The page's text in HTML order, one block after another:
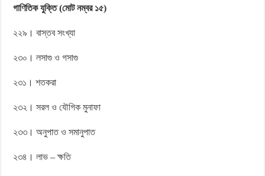
গাণিতিক যুক্তি (মোট নম্বর ১৫)
২২৯। বাস্তব সংখ্যা
২৩০। লসাগু ও গসাগু
২৩১। শতকরা
২৩২। সরল ও যৌগিক মুনাফা
২৩৩। অনুপাত ও সমানুপাত
২৩৪। লাভ – ক্ষতি